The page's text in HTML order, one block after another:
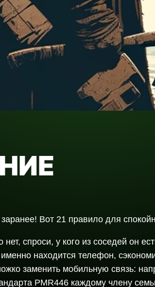
Вот 21 правило для
спроси, у кого из соседей он
именно находится телефон,
заменить мобильную связь:
PMR446 каждому члену